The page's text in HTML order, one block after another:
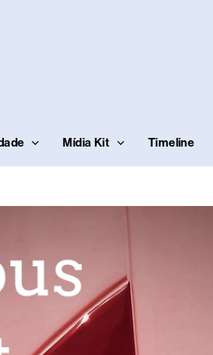
Mídia Kit Timeline